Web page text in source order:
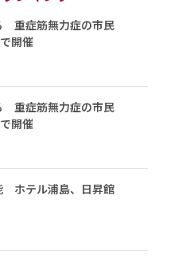
重症筋無力症の市民
開催
重症筋無力症の市民
開催
ホテル浦島、日昇館